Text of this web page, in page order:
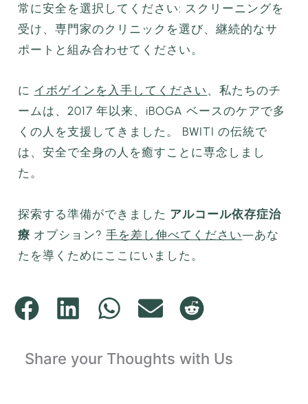
常に安全を選択してください: スクリーニングを
受け、専門家のクリニックを選び、継続的なサ
ポートと組み合わせてください。
に イボゲインを入手してください 、私たちのチ
ームは、2017 年以来、iBOGA ベースのケアで多
くの人を支援してきました。 BWITI の伝統で
は、安全で全身の人を癒すことに専念しまし
た。
探索する準備ができました アルコール依存症治
療 オプション?手を差し伸べてください—あな
たを導くためにここにいました。
Share your Thoughts with Us